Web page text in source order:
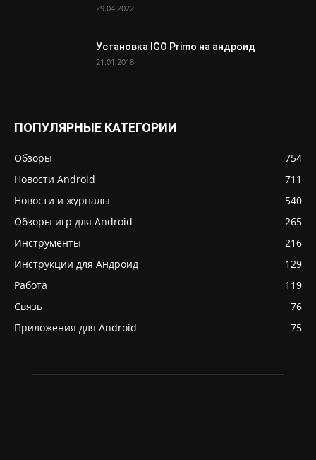
29.04.2022
Установка IGO Primo на андроид
21.01.2018
ПОПУЛЯРНЫЕ КАТЕГОРИИ
Обзоры
754
Новости Android
711
Новости и журналы
540
Обзоры игр для Android
265
Инструменты
216
Инструкции для Андроид
129
Работа
119
Связь
76
Приложения для Android
75